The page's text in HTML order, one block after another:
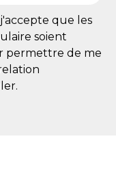
que les
soient
permettre de me